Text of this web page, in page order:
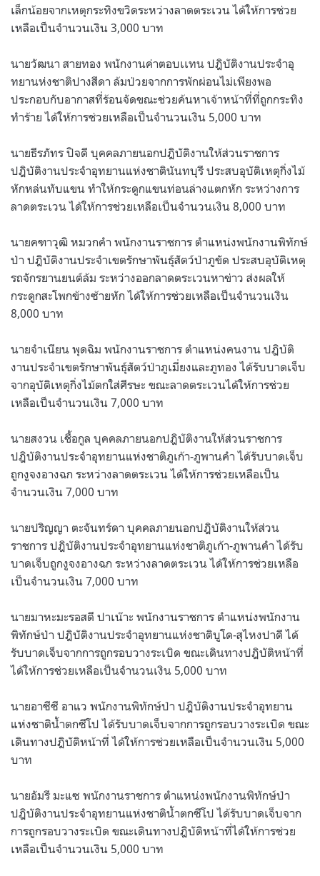
เล็กน้อยจากเหตุกระทิงขวิดระหว่างลาดตระเวน ได้ให้การช่วย
เหลือเป็นจำนวนเงิน 3,000 บาท
นายวัฒนา สายทอง พนักงานค่าตอบเเทน ปฎิบัติงานประจำอุ
ทยานห่งชาติปางสีดา ล้มป่วยจากการพักผ่อนไม่เพียงพอ
ประกอบกับอากาสที่ร้อนจัดขณะช่วยค้นหาเจ้าหน้าที่ที่ถูกกระทิง
ทำร้าย ได้ให้การช่วยเหลือเป็นจำนวนเงิน 5,000 บาท
นายธีรภัทร ปิจดี บุคคลภายนอกปฎิบัติงานให้ส่วนราชการ
ปฎิบัติงานประจำอุทยานแห่งชาตินันทบุรี ประสบอุบัติเหตุกิ่งไม้
หักหล่นทับแขน ทำให้กระดูกแขนท่อนล่างแตกหัก ระหว่างการ
ลาดตระเวน ได้ให้การช่วยเหลือเป็นจำนวนเงิน 8,000 บาท
นายคฑาวุฒิ หมวกคำ พนักงานราชการ ตำแหน่งพนักงานพิทักษ์
ป่า ปฎิบัติงานประจำเขตรักษาพันธุ์สัตว์ป่าภูขัด ประสบอุบัติเหตุ
รถจักรยานยนต์ล้ม ระหว่างออกลาดตระเวนหาข่าว ส่งผลให้
กระดูกสะโพกข้างซ้ายหัก ได้ให้การช่วยเหลือเป็นจำนวนเงิน
8,000 บาท
นายจำเนียน พุดฉิม พนักงานราชการ ตำแหน่งคนงาน ปฎิบัติ
งานประจำเขตรักษาพันธุ์สัตว์ป่าภูเมี่ยงและภูทอง ได้รับบาดเจ็บ
จากอุบัติเหตุกิ่งไม้ตกใส่ศีรษะ ขณะลาดตระเวนได้ให้การช่วย
เหลือเป็นจำนวนเงิน 7,000 บาท
นายสงวน เชื้อกูล บุคคลภายนอกปฎิบัติงานให้ส่วนราชการ
ปฎิบัติงานประจำอุทยานแห่งชาติภูเก้า-ภูพานคำ ได้รับบาดเจ็บ
ถูกงูจงอางฉก ระหว่างลาดตระเวน ได้ให้การช่วยเหลือเป็น
จำนวนเงิน 7,000 บาท
นายปริญญา ตะจันทร์ดา บุคคลภายนอกปฎิบัติงานให้ส่วน
ราชการ ปฎิบัติงานประจำอุทยานแห่งชาติภูเก้า-ภูพานคำ ได้รับ
บาดเจ็บถูกงูจงอางฉก ระหว่างลาดตระเวน ได้ให้การช่วยเหลือ
เป็นจำนวนเงิน 7,000 บาท
นายมาหะมะรอสตี ปาเน๊าะ พนักงานราชการ ตำแหน่งพนักงาน
พิทักษ์ป่า ปฎิบัติงานประจำอุทยานแห่งชาติบูโด-สุไหงปาดี ได้
รับบาดเจ็บจากการถูกรอบวางระเบิด ขณะเดินทางปฎิบัติหน้าที่
ได้ให้การช่วยเหลือเป็นจำนวนเงิน 5,000 บาท
นายอาซีซี อาแว พนักงานพิทักษ์ป่า ปฎิบัติงานประจำอุทยาน
แห่งชาติน้ำตกซีโป ได้รับบาดเจ็บจากการถูกรอบวางระเบิด ขณะ
เดินทางปฎิบัติหน้าที่ ได้ให้การช่วยเหลือเป็นจำนวนเงิน 5,000
บาท
นายอัมรี มะแซ พนักงานราชการ ตำแหน่งพนักงานพิทักษ์ป่า
ปฎิบัติงานประจำอุทยานแห่งชาติน้ำตกซีโป ได้รับบาดเจ็บจาก
การถูกรอบวางระเบิด ขณะเดินทางปฎิบัติหน้าที่ได้ให้การช่วย
เหลือเป็นจำนวนเงิน 5,000 บาท